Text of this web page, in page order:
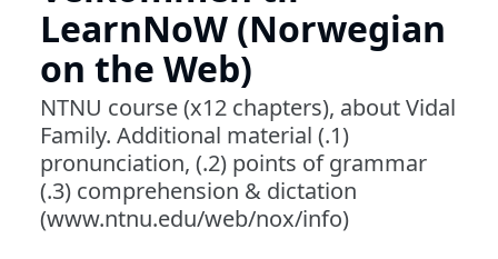
LearnNoW (Norwegian
on the Web)
NTNU course (x12 chapters), about Vidal
Family. Additional material (.1)
pronunciation, (.2) points of grammar
(.3) comprehension & dictation
(www.ntnu.edu/web/nox/info)